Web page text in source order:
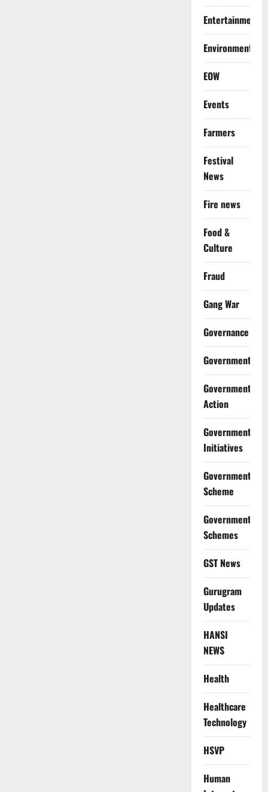
Entertainment
Environment
EOW
Events
Farmers
Festival
News
Fire news
Food &
Culture
Fraud
Gang War
Governance
Government
Government
Action
Government
Initiatives
Government
Scheme
Government
Schemes
GST News
Gurugram
Updates
HANSI
NEWS
Health
Healthcare
Technology
HSVP
Human